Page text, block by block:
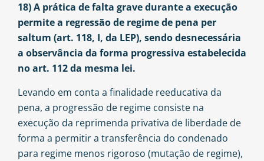
18) A prática de falta grave durante a execução
permite a regressão de regime de pena per
saltum (art. 118, I, da LEP), sendo desnecessária
a observância da forma progressiva estabelecida
no art. 112 da mesma lei.
Levando em conta a finalidade reeducativa da
pena, a progressão de regime consiste na
execução da reprimenda privativa de liberdade de
forma a permitir a transferência do condenado
para regime menos rigoroso (mutação de regime),